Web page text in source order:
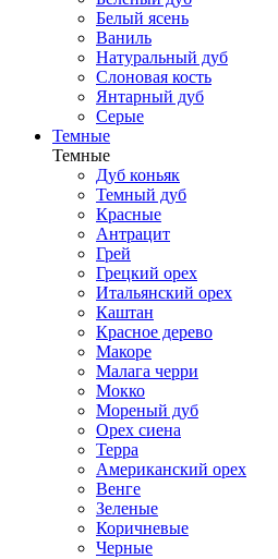
Белый ясень
Ваниль
Натуральный дуб
Слоновая кость
Янтарный дуб
Серые
Темные
Темные
Дуб коньяк
Темный дуб
Красные
Антрацит
Грей
Грецкий орех
Итальянский орех
Каштан
Красное дерево
Макоре
Малага черри
Мокко
Мореный дуб
Орех сиена
Терра
Американский орех
Венге
Зеленые
Коричневые
Черные